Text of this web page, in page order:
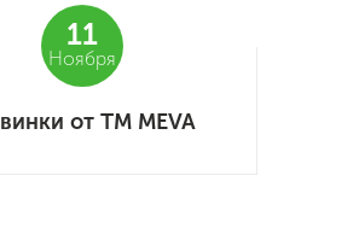
11
Ноября
от ТМ MEVA